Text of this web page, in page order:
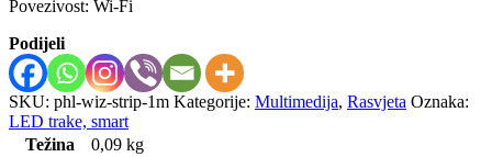
Povezivost: Wi-Fi
Podijeli
SKU: phl-wiz-strip-1m Kategorije: Multimedija, Rasvjeta Oznaka:
LED trake, smart
Težina
0,09 kg